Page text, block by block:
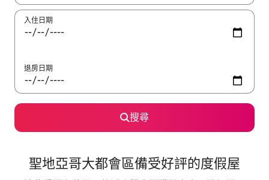
入住日期
退房日期
搜尋
聖地亞哥大都會區備受好評的度假屋